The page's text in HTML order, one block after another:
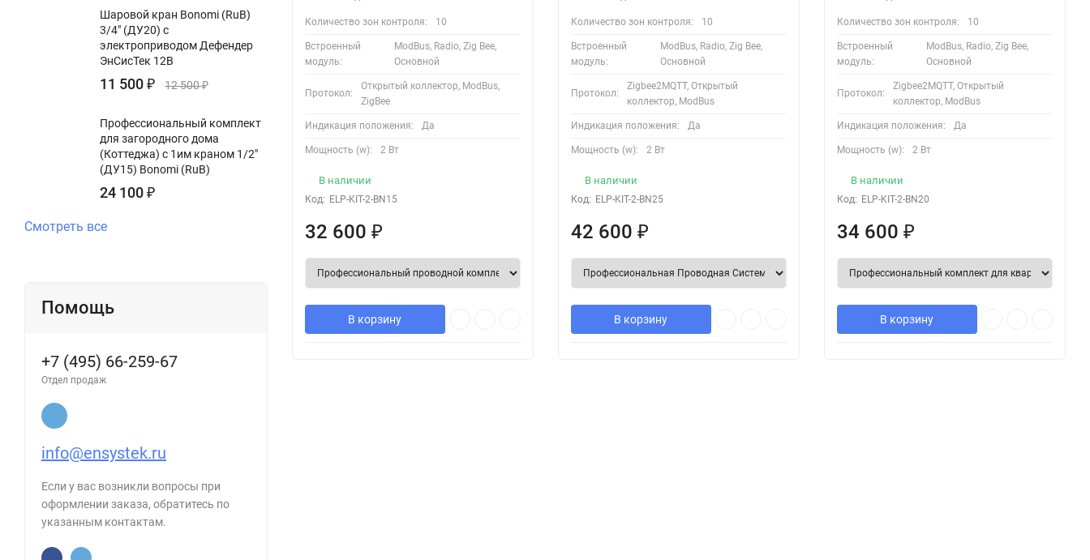
Защитите свой дом от потопа – установите Ensystek уже сегодня!
Шаровой кран Bonomi (RuB)
3/4" (ДУ20) с
электроприводом Дефендер
ЭнСисТек 12В
11 500₽ 12 500₽
Профессиональный комплект
для загородного дома
(Коттеджа) с 1им краном 1/2"
(ДУ15) Bonomi (RuB)
24 100₽
Смотреть все
Помощь
+7 (495) 66-259-67
Отдел продаж
info@ensystek.ru
Если у вас возникли вопросы при
оформлении заказа, обратитесь по
указанным контактам.
Количество зон контроля: 10
Встроенный
модуль:
ModBus, Radio, Zig Bee,
Основной
Протокол:
Открытый коллектор, ModBus,
ZigBee
Индикация положения: Да
Мощность (w): 2 Вт
В наличии
Код: ELP-KIT-2-BN15
32 600 ₽
В корзину
Количество зон контроля: 10
Встроенный
модуль:
ModBus, Radio, Zig Bee,
Основной
Протокол:
Zigbee2MQTT, Открытый
коллектор, ModBus
Индикация положения: Да
Мощность (w): 2 Вт
В наличии
Код: ELP-KIT-2-BN25
42 600 ₽
В корзину
Количество зон контроля: 10
Встроенный
модуль:
ModBus, Radio, Zig Bee,
Основной
Протокол:
Zigbee2MQTT, Открытый
коллектор, ModBus
Индикация положения: Да
Мощность (w): 2 Вт
В наличии
Код: ELP-KIT-2-BN20
34 600 ₽
В корзину